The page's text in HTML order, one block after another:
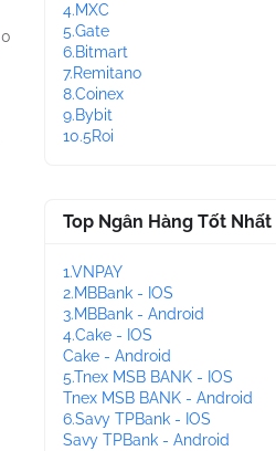
0
4.MXC
5.Gate
6.Bitmart
7.Remitano
8.Coinex
9.Bybit
10.5Roi
Top Ngân Hàng Tốt Nhất
1.VNPAY
2.MBBank - IOS
3.MBBank - Android
4.Cake - IOS
Cake - Android
5.Tnex MSB BANK - IOS
Tnex MSB BANK - Android
6.Savy TPBank - IOS
Savy TPBank - Android